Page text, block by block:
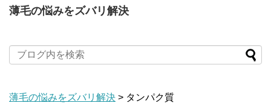
薄毛の悩みをズバリ解決
薄毛の悩みをズバリ解決 > タンパク質